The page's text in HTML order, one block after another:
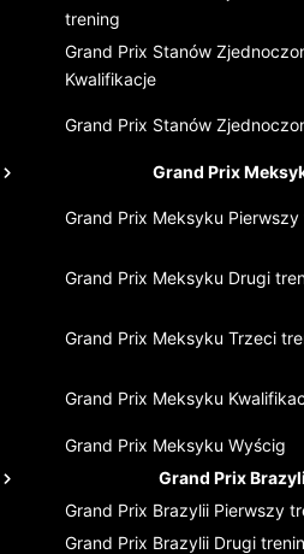
trening
Grand Prix Stanów
Kwalifikacje
Grand Prix Stanów
Grand Prix
Grand Prix Meksyku Pierwszy
Grand Prix Meksyku Drugi
Grand Prix Meksyku Trzeci
Grand Prix Meksyku
Grand Prix Meksyku Wyścig
Grand Prix
Grand Prix Brazylii Pierwszy
Grand Prix Brazylii Drugi